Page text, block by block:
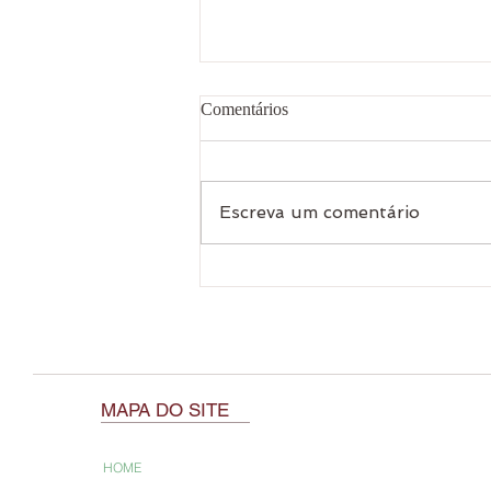
Comentários
Escreva um comentário
MAPA DO SITE
HOME